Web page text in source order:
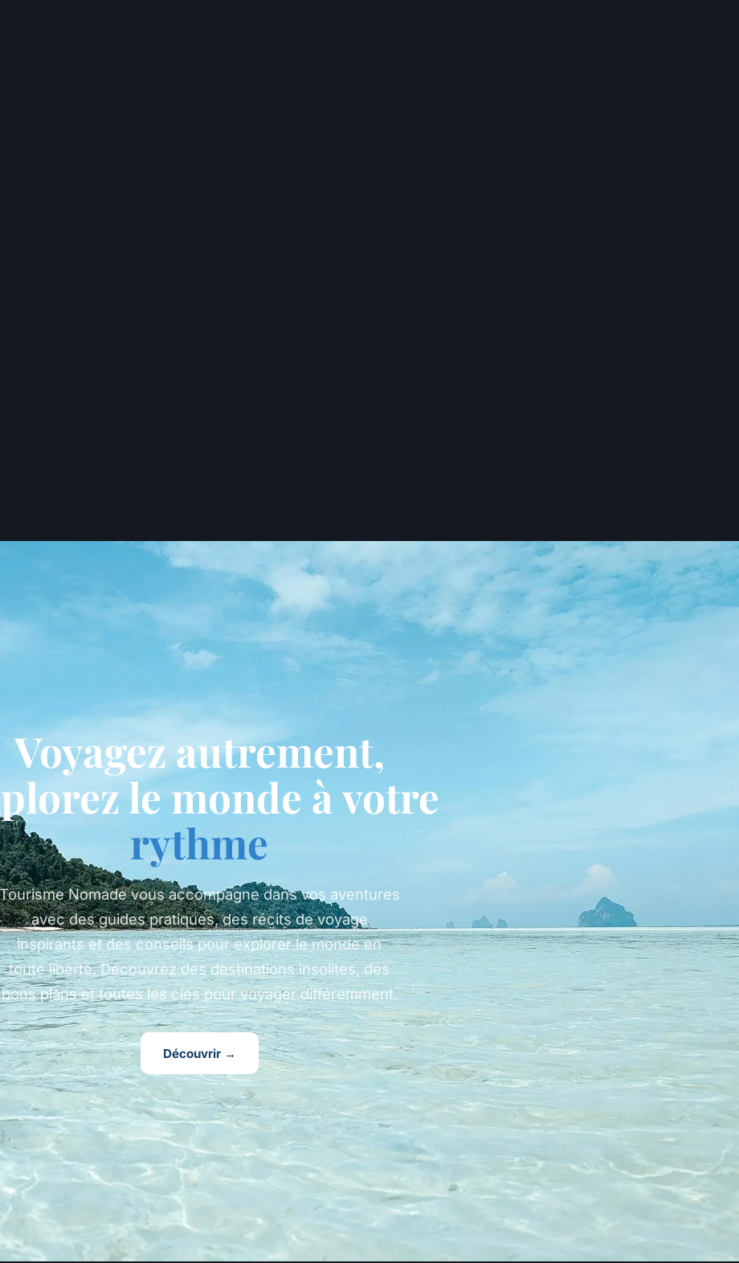
Voyagez autrement,
le monde à votre
rythme
Nomade vous accompagne dans vos aventures
avec des guides pratiques, des récits de voyage
inspirants et des conseils pour explorer le monde en
toute liberté. Découvrez des destinations insolites, des
bons plans et toutes les clés pour voyager différemment.
Découvrir →